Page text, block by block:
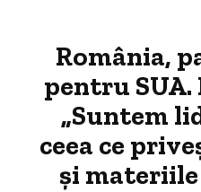
România,
pentru SUA.
„Suntem
ceea ce
și